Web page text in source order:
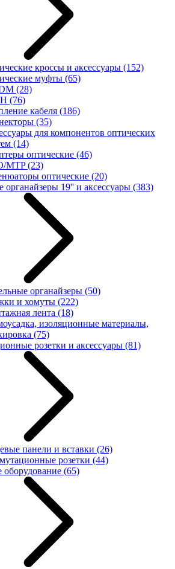
кроссы и аксессуары (152)
муфты (65)
(28)
(76)
кабеля (186)
(35)
для компонентов оптических
(14)
оптические (46)
MTP(23)
оптические (20)
органайзеры 19'' и аксессуары (383)
органайзеры (50)
и хомуты (222)
лента (18)
изоляционные материалы,
(75)
розетки и аксессуары (81)
панели и вставки (26)
розетки (44)
оборудование (65)